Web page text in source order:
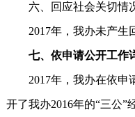
六、回应社会关切情
2017年，我办未产生回
七、依申请公开工作
2017年，我办在依申
开了我办2016年的“三公”